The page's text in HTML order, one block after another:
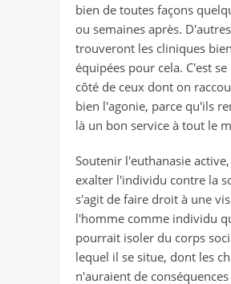
bien de toutes façons
ou semaines après. D'autres
trouveront les cliniques bien
équipées pour cela. C'est
côté de ceux dont on
bien l'agonie, parce qu'ils
là un bon service à tout le
Soutenir l'euthanasie
exalter l'individu contre la
s'agit de faire droit à une
l'homme comme individu
pourrait isoler du corps
lequel il se situe, dont les
n'auraient de